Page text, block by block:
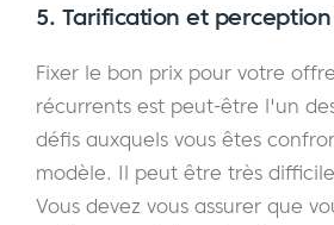
5. Tarification et
Fixer le bon prix pour votre
récurrents est peut-être l'un
défis auxquels vous êtes
modèle. Il peut être très
Vous devez vous assurer que